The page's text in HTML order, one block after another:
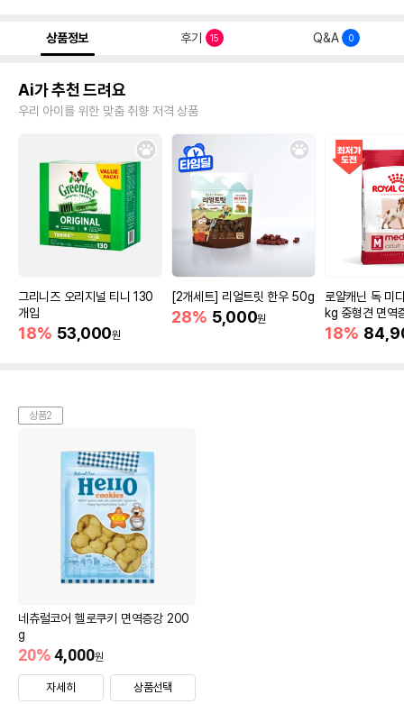
상품정보 후기 15 Q&A 0
Ai가 추천 드려요
우리 아이를 위한 맞춤 취향 저격 상품
그리니즈 오리지널 티니 130
개입
18% 53,000원
[2개세트] 리얼트릿 한우 50g
28% 5,000원
로얄캐닌 독 미
kg 중형견 면역
18%
상품2
네츄럴코어 헬로쿠키 면역증강 200
g
4,000원
20%
자세히 상품선택